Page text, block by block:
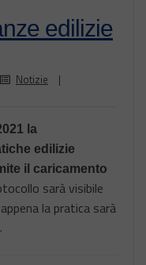
edilizie
Notizie |
la
edilizie
il caricamento
sarà visibile
la pratica sarà